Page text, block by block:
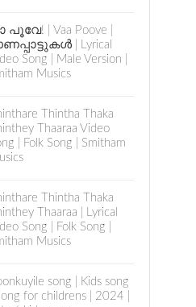
പൂവേ! | Vaa Poove |
| Lyrical
Song | Male Version |
Musics
Thintha Thaka
Thaaraa Video
| Folk Song | Smitham
Thintha Thaka
Thaaraa | Lyrical
Song | Folk Song |
Musics
song | Kids song
for childrens | 2024 |